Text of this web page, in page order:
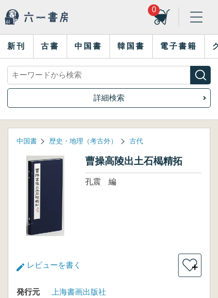
0
新刊 古書 中国書 韓国書 電子書籍
詳細検索
中国書 歴史・地理（考古外） 古代
曹操高陵出土石楬精拓
孔震 編
レビューを書く ＋
発行元
上海書画出版社